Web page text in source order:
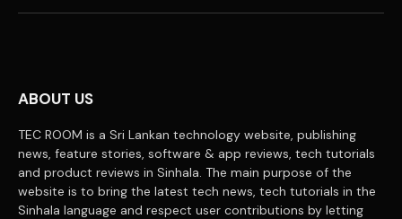
(Twitter)
ABOUT US
TEC ROOM is a Sri Lankan technology website, publishing
news, feature stories, software & app reviews, tech tutorials
and product reviews in Sinhala. The main purpose of the
website is to bring the latest tech news, tech tutorials in the
Sinhala language and respect user contributions by letting